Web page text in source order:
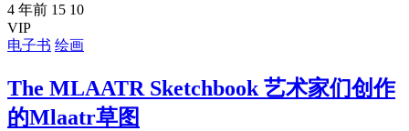
4 年前 15 10
VIP
电子书 绘画
The MLAATR Sketchbook 艺术家们创作
的Mlaatr草图